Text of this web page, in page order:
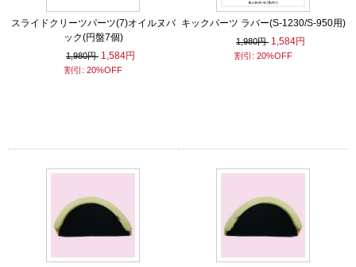
スライドクリーツパーツ(7)オイルヌバ
ック(円盤7個)
1,980円 1,584円
割引: 20%OFF
キックパーツ ラバー(S-1230/S-950用)
1,980円 1,584円
割引: 20%OFF